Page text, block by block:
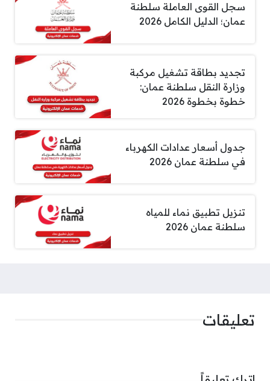
سجل القوى العاملة سلطنة
عمان؛ الدليل الكامل 2026
تجديد بطاقة تشغيل مركبة
وزارة النقل سلطنة عمان:
خطوة بخطوة 2026
جدول أسعار عدادات الكهرباء
في سلطنة عمان 2026
تنزيل تطبيق نماء للمياه
سلطنة عمان 2026
تعليقات